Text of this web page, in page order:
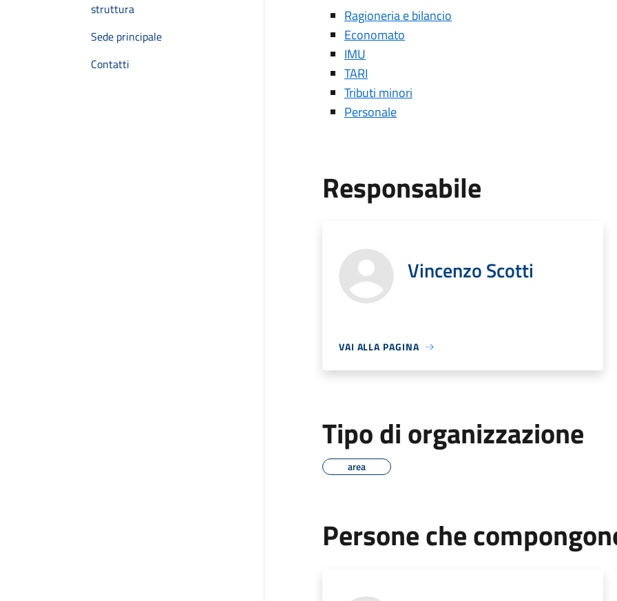
struttura
Sede principale
Contatti
Ragioneria e bilancio
Economato
IMU
TARI
Tributi minori
Personale
Responsabile
Vincenzo Scotti
VAI ALLA PAGINA
Tipo di organizzazione
area
Persone che